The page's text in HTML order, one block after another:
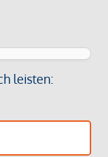
leisten: